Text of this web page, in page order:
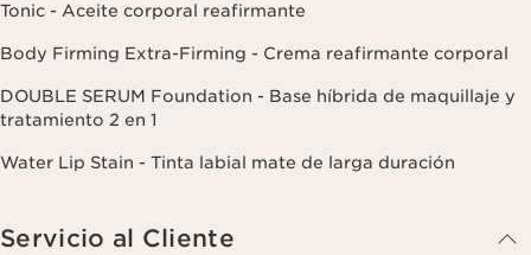
Tonic - Aceite corporal reafirmante
Body Firming Extra-Firming - Crema reafirmante corporal
DOUBLE SERUM Foundation - Base híbrida de maquillaje y
tratamiento 2 en 1
Water Lip Stain - Tinta labial mate de larga duración
Servicio al Cliente